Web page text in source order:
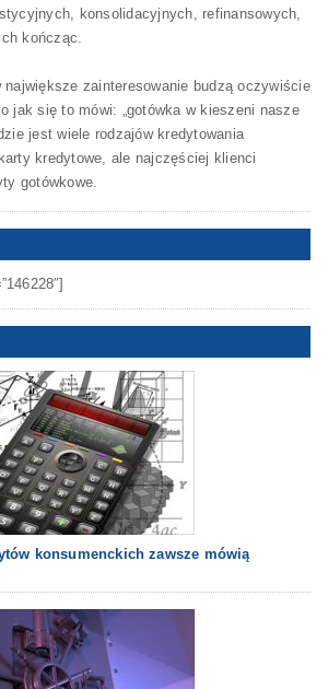
konsolidacyjnych, refinansowych,
kończąc.
największe zainteresowanie budzą oczywiście
jak się to mówi: „gotówka w kieszeni nasze
jest wiele rodzajów kredytowania
kredytowe, ale najczęściej klienci
gotówkowe.
konsumenckich zawsze mówią